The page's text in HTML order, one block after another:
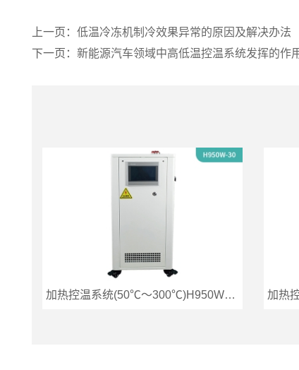
上一页： 低温冷冻机制冷效果异常的原因及解决办法
下一页： 新能源汽车领域中高低温控温系统发挥的作
加热控温系统(50℃～300℃)H950W-30